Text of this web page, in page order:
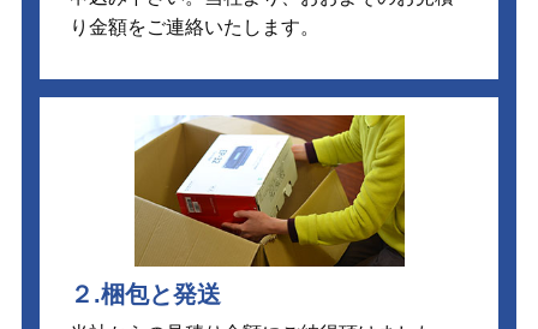
り金額をご連絡いたします。
２.梱包と発送